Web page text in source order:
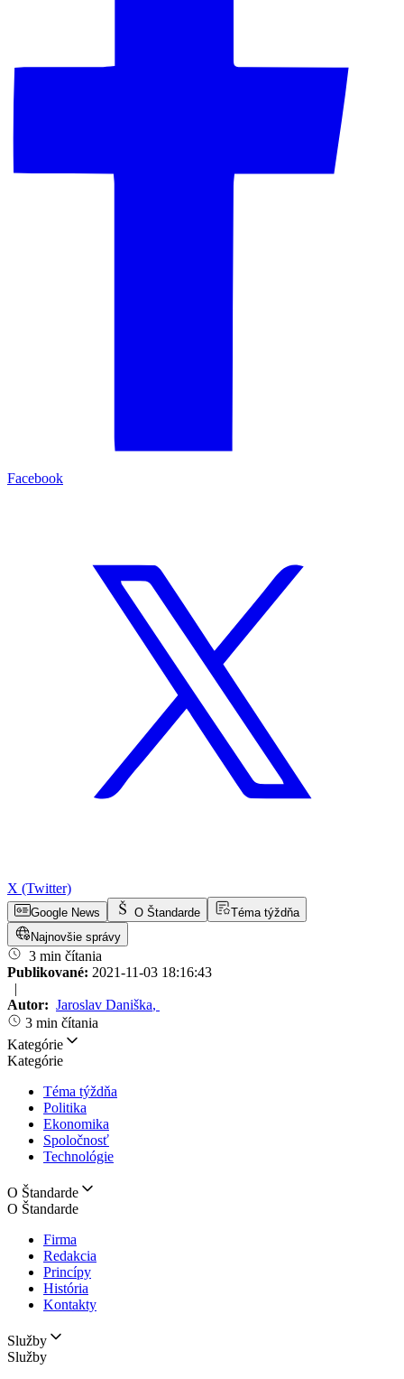
Facebook
X (Twitter)
Google News O Štandarde
Téma týždňa
Najnovšie správy
3 min čítania
Publikované: 2021-11-03 18:16:43
|
Autor: Jaroslav Daniška,
3 min čítania
Kategórie
Kategórie
Téma týždňa
Politika
Ekonomika
Spoločnosť
Technológie
O Štandarde
O Štandarde
Firma
Redakcia
Princípy
História
Kontakty
Služby
Služby